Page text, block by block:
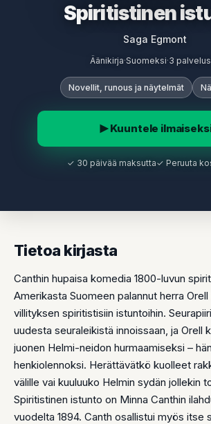
Spiritistinen
Saga Egmont
Äänikirja·Suomeksi·3
Novellit, runous ja näytelmät
Kuuntele
✓ 30 päivää maksutta✓ Peruuta
Tietoa kirjasta
Canthin hupaisa komedia 1800-luvun
Amerikasta Suomeen palannut herra
villityksen spiritistisiin istuntoihin.
uudesta seuraleikistä innoissaan, ja Orell
juonen Helmi-neidon hurmaamiseksi –
henkiolennoksi. Herättävätkö kuolleet
välille vai kuuluuko Helmin sydän jollekin
Spiritistinen istunto on Minna Canthin
vuodelta 1894. Canth osallistui myös itse